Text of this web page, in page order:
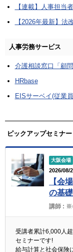
【連載】人事担当
【2026年最新】
人事労務サービス
介護相談窓口「顧
HRbase
EISサーベイ(従業
ピックアップセミナー
大阪会場
2026/08/
【会
の基
講師 : ※
受講者累計6,000人
セミナーです!
給与計算と社会保険